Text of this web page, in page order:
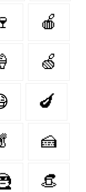
🍎
🍏
🍆
🍰
👒